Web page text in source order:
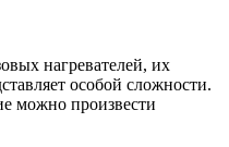
нагревателей, их
особой сложности.
можно произвести